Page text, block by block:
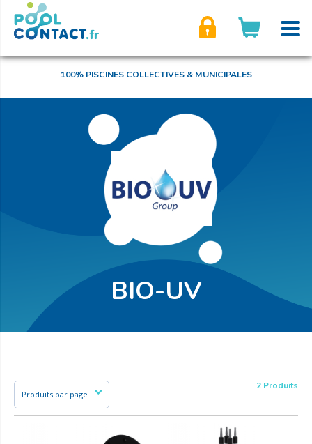
100% PISCINES COLLECTIVES & MUNICIPALES
BIO-UV
2 Produits